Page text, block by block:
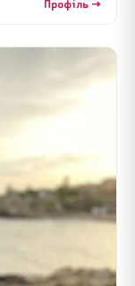
Профіль →